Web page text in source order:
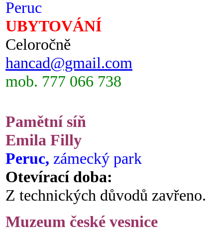
Peruc
UBYTOVÁNÍ
Celoročně
hancad@gmail.com
mob. 777 066 738
Pamětní síň
Emila Filly
Peruc, zámecký park
Otevírací doba:
Z technických důvodů zavřeno.
Muzeum české vesnice